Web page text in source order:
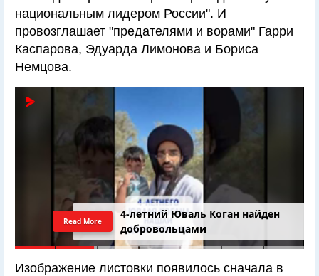
национальным лидером России". И
провозглашает "предателями и ворами" Гарри
Каспарова, Эдуарда Лимонова и Бориса
Немцова.
Последний шанс Ирана. Теракт в
Самарии // Новости Израиля.
Шарп. Финкель. Дубнов
Read More
Изображение листовки появилось сначала в